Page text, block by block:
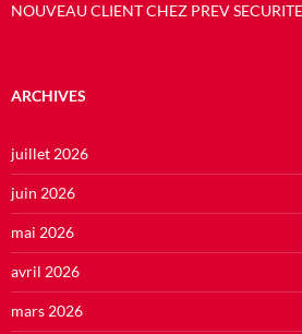
NOUVEAU CLIENT CHEZ PREV
ARCHIVES
juillet 2026
juin 2026
mai 2026
avril 2026
mars 2026